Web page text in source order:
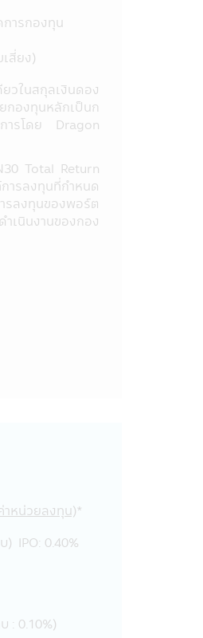
งข้อมูล
จ้งให้
างๆ ที่
ารซื้อ
ล และ/
โทรศัพท์
แก้ไข
ษัท
เกิดขึ้น
อโดย
ำที่ผิด
งความ
ระกัน
ารกองทุน
สี่ยง)
วในสกุลเงินดอง
กองทุนหลักเป็นก
ารโดย Dragon
Total Return
ารลงทุนที่กำหนด
รลงทุนของพอร์ต
เนินงานของกอง
าหน่วยลงทุน)*
) IPO: 0.40%
: 0.10%)